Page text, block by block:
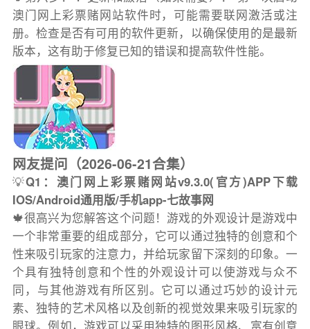
澳门网上彩票赌网站软件时，可能需要联网激活或注
册。检查是否有可用的软件更新，以确保使用的是最新
版本，这有助于修复已知的错误和提高软件性能。
网友提问（2026-06-21合集）
💡Q1：澳门网上彩票赌网站v9.3.0(官方)APP下载
IOS/Android通用版/手机app-七故事网
🍁很高兴为您解答这个问题！游戏的外观设计是游戏中
一个非常重要的组成部分，它可以通过独特的创意和个
性来吸引玩家的注意力，并给玩家留下深刻的印象。一
个具有独特创意和个性的外观设计可以使游戏与众不
同，与其他游戏有所区别。它可以通过巧妙的设计元
素、独特的艺术风格以及创新的视觉效果来吸引玩家的